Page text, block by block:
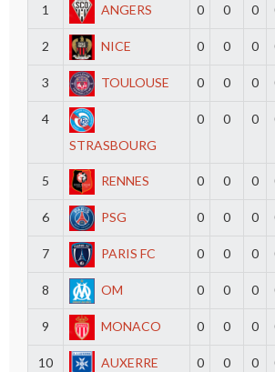
1
ANGERS 0 0 0
2 NICE 0 0 0
3 TOULOUSE 0 0 0
4
STRASBOURG
0 0 0
5 RENNES 0 0 0
6 PSG 0 0 0
7 PARIS FC 0 0 0
8 OM 0 0 0
9 MONACO 0 0 0
10 AUXERRE 0 0 0